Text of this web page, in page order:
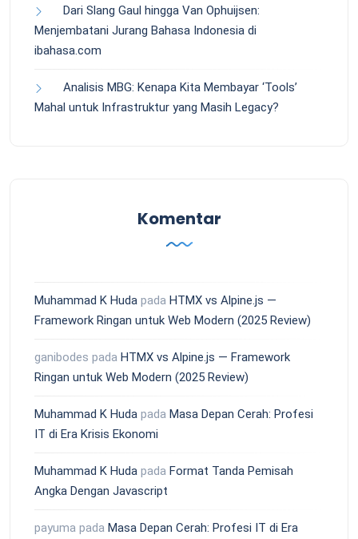
Dari Slang Gaul hingga Van Ophuijsen:
Menjembatani Jurang Bahasa Indonesia di
ibahasa.com
Analisis MBG: Kenapa Kita Membayar ‘Tools’
Mahal untuk Infrastruktur yang Masih Legacy?
Komentar
Muhammad K Huda pada HTMX vs Alpine.js —
Framework Ringan untuk Web Modern (2025 Review)
ganibodes pada HTMX vs Alpine.js — Framework
Ringan untuk Web Modern (2025 Review)
Muhammad K Huda pada Masa Depan Cerah: Profesi
IT di Era Krisis Ekonomi
Muhammad K Huda pada Format Tanda Pemisah
Angka Dengan Javascript
payuma pada Masa Depan Cerah: Profesi IT di Era